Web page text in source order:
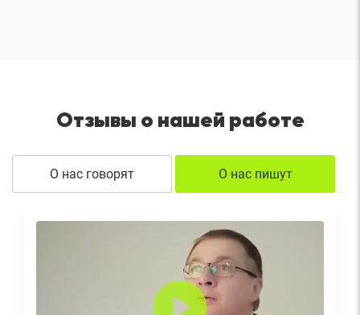
Отзывы о нашей работе
О нас говорят О нас пишут